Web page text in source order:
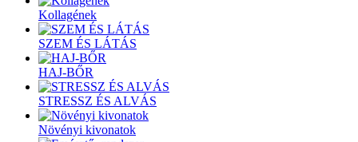
Kollagének
SZEM ÉS LÁTÁS
HAJ-BŐR
STRESSZ ÉS ALVÁS
Növényi kivonatok